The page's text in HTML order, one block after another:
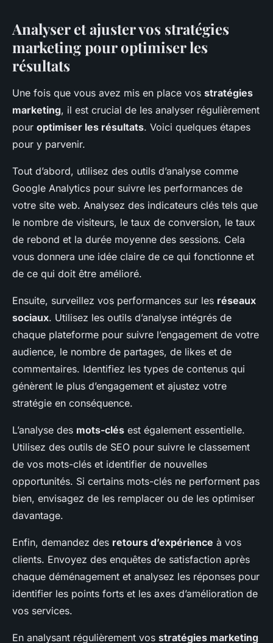
Analyser et ajuster vos stratégies
marketing pour optimiser les
résultats
Une fois que vous avez mis en place vos stratégies
marketing, il est crucial de les analyser régulièrement
pour optimiser les résultats. Voici quelques étapes
pour y parvenir.
Tout d’abord, utilisez des outils d’analyse comme
Google Analytics pour suivre les performances de
votre site web. Analysez des indicateurs clés tels que
le nombre de visiteurs, le taux de conversion, le taux
de rebond et la durée moyenne des sessions. Cela
vous donnera une idée claire de ce qui fonctionne et
de ce qui doit être amélioré.
Ensuite, surveillez vos performances sur les réseaux
sociaux. Utilisez les outils d’analyse intégrés de
chaque plateforme pour suivre l’engagement de votre
audience, le nombre de partages, de likes et de
commentaires. Identifiez les types de contenus qui
génèrent le plus d’engagement et ajustez votre
stratégie en conséquence.
L’analyse des mots-clés est également essentielle.
Utilisez des outils de SEO pour suivre le classement
de vos mots-clés et identifier de nouvelles
opportunités. Si certains mots-clés ne performent pas
bien, envisagez de les remplacer ou de les optimiser
davantage.
Enfin, demandez des retours d’expérience à vos
clients. Envoyez des enquêtes de satisfaction après
chaque déménagement et analysez les réponses pour
identifier les points forts et les axes d’amélioration de
vos services.
En analysant régulièrement vos stratégies marketing